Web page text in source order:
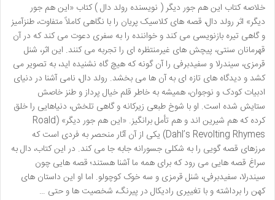
خلاصه کتاب این هم جور دیگر ( نویسنده رولد دال ) کتاب «این هم جور
دیگر» اثر رولد دال، قصه های کلاسیک پریان را با نگاهی کاملاً متفاوت، طنزآمیز
و گاهی تیره بازنویسی می کند و خواننده را به سفری دعوت می کند که در آن
قهرمانان سنتی، پیچش های غیرمنتظره ای را تجربه می کنند. این اثر، شنل
قرمزی، سیندرلا و سفیدبرفی را آن گونه که هیچ گاه نشنیده اید، به تصویر می
کشد و دیدگاه های تازه ای به آن ها می بخشد. رولد دال، نامی آشنا در دنیای
ادبیات کودک و نوجوان، همیشه به خاطر قلم خیال پرداز و طنز خاصش
ستایش شده است. او با شوخ طبعی زیرکانه و گاهی تلخش، دنیاهایی را خلق
کرده که هم شیرین اند و هم تأمل برانگیز. «این هم جور دیگر» (Roald
Dahl’s Revolting Rhymes) یکی از آن آثار منحصر به فردی است که
مرزهای قصه گویی را به شکلی جسورانه جابه جا می کند. در این کتاب، دال به
سراغ قصه هایی می رود که برای همه ما آشنا هستند؛ قصه هایی چون
سیندرلا، سفیدبرفی، شنل قرمزی و سه خوک کوچولو. اما او این داستان های
کهن را برداشته و با تغییری رادیکال در پیرنگ، شخصیت ها و حتی …